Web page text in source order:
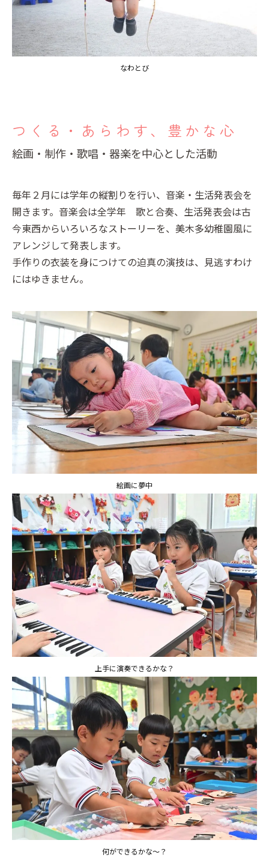
なわとび
つくる・あらわす、豊かな心
絵画・制作・歌唱・器楽を中心とした活動
毎年２月には学年の縦割りを行い、音楽・生活発表会を
開きます。音楽会は全学年 歌と合奏、生活発表会は古
今東西からいろいろなストーリーを、美木多幼稚園風に
アレンジして発表します。
手作りの衣装を身につけての迫真の演技は、見逃すわけ
にはゆきません。
絵画に夢中
上手に演奏できるかな？
何ができるかな〜？